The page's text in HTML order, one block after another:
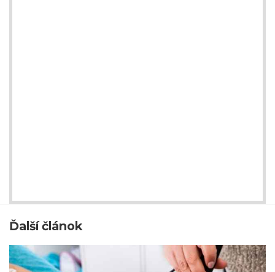
Ďalší článok